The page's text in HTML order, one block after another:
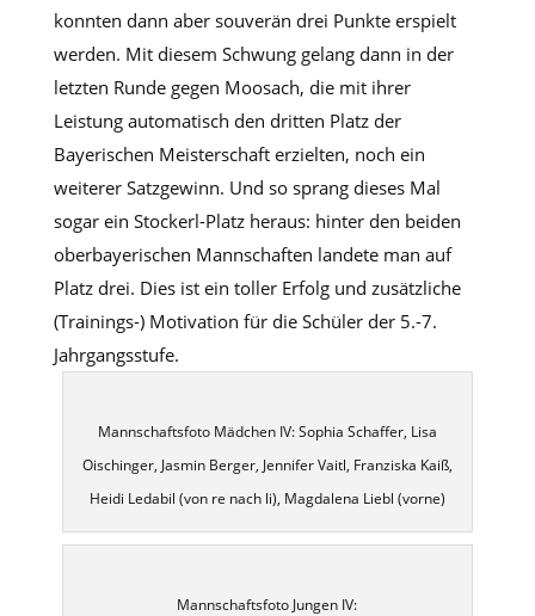
konnten dann aber souverän drei Punkte erspielt
werden. Mit diesem Schwung gelang dann in der
letzten Runde gegen Moosach, die mit ihrer
Leistung automatisch den dritten Platz der
Bayerischen Meisterschaft erzielten, noch ein
weiterer Satzgewinn. Und so sprang dieses Mal
sogar ein Stockerl-Platz heraus: hinter den beiden
oberbayerischen Mannschaften landete man auf
Platz drei. Dies ist ein toller Erfolg und zusätzliche
(Trainings-) Motivation für die Schüler der 5.-7.
Jahrgangsstufe.
Mannschaftsfoto Mädchen IV: Sophia Schaffer, Lisa
Oischinger, Jasmin Berger, Jennifer Vaitl, Franziska Kaiß,
Heidi Ledabil (von re nach li), Magdalena Liebl (vorne)
Mannschaftsfoto Jungen IV: